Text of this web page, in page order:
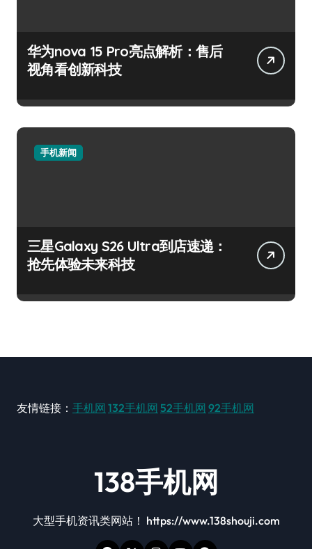
华为nova 15 Pro亮点解析：售后
视角看创新科技
手机新闻
三星Galaxy S26 Ultra到店速递：
抢先体验未来科技
友情链接： 手机网 132手机网 52手机网 92手机网
138手机网
大型手机资讯类网站！ https://www.138shouji.com